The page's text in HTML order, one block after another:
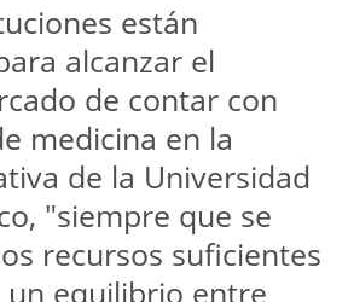
están
alcanzar el
de contar con
medicina en la
de la Universidad
"siempre que se
recursos suficientes
un equilibrio entre